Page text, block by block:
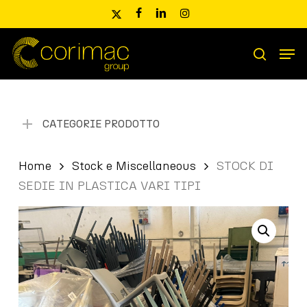
main
content
x-
facebooklinkedininstagram
Ricerca
prodotti
search
CATEGORIE PRODOTTO
Home Stock e Miscellaneous
STOCK DI
SEDIE IN PLASTICA VARI TIPI